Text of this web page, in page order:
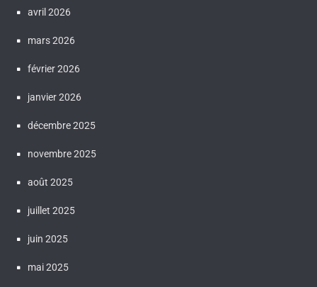
avril 2026
mars 2026
février 2026
janvier 2026
décembre 2025
novembre 2025
août 2025
juillet 2025
juin 2025
mai 2025